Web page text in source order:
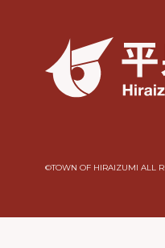
©︎TOWN OF HIRAIZUMI ALL